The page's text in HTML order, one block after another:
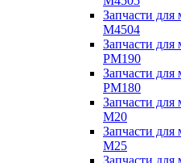
Запчасти для
M4504
Запчасти для
PM190
Запчасти для
PM180
Запчасти для
M20
Запчасти для
M25
Запчасти для